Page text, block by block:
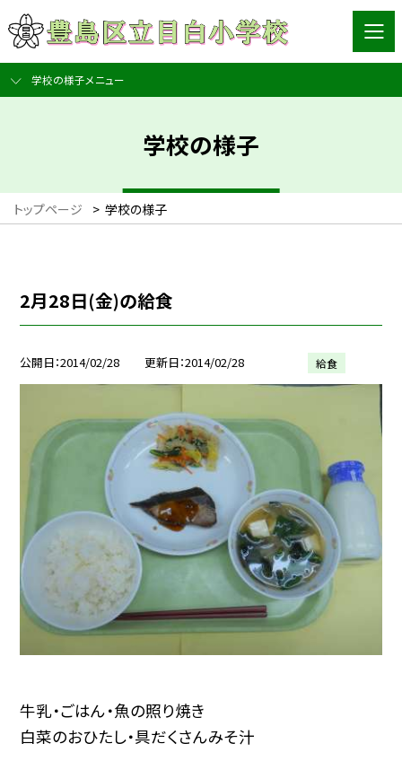
学校の様子メニュー
学校の様子
トップページ > 学校の様子
2月28日(金)の給食
公開日 2014/02/28 更新日 2014/02/28 給食
牛乳・ごはん・魚の照り焼き
白菜のおひたし・具だくさんみそ汁